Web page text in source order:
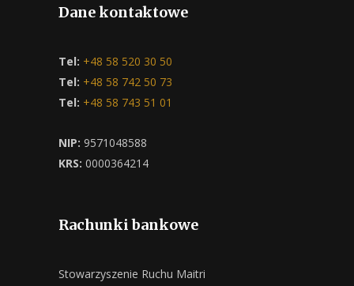
Dane kontaktowe
Tel: +48 58 520 30 50
Tel: +48 58 742 50 73
Tel: +48 58 743 51 01
NIP: 9571048588
KRS: 0000364214
Rachunki bankowe
Stowarzyszenie Ruchu Maitri